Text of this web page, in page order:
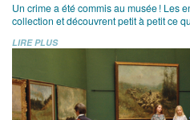
Un crime a été commis au musée ! Les
collection et découvrent petit à petit ce
LIRE PLUS